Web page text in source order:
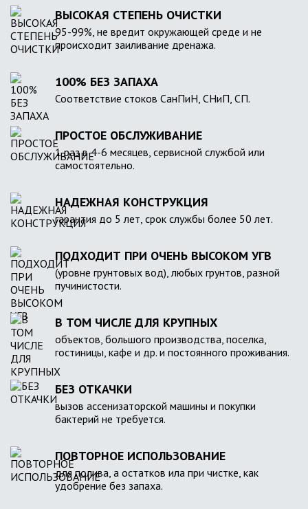
ВЫСОКАЯ СТЕПЕНЬ ОЧИСТКИ
95-99%, не вредит окружающей среде и не
происходит заиливание дренажа.
100% БЕЗ ЗАПАХА
Соответствие стоков СанПиН, СНиП, СП.
ПРОСТОЕ ОБСЛУЖИВАНИЕ
1 раз в 4-6 месяцев, сервисной службой или
самостоятельно.
НАДЕЖНАЯ КОНСТРУКЦИЯ
гарантия до 5 лет, срок службы более 50 лет.
ПОДХОДИТ ПРИ ОЧЕНЬ ВЫСОКОМ УГВ
(уровне грунтовых вод), любых грунтов, разной
пучинистости.
В ТОМ ЧИСЛЕ ДЛЯ КРУПНЫХ
объектов, большого производства, поселка,
гостиницы, кафе и др. и постоянного проживания.
БЕЗ ОТКАЧКИ
вызов ассенизаторской машины и покупки
бактерий не требуется.
ПОВТОРНОЕ ИСПОЛЬЗОВАНИЕ
для полива, а остатков ила при чистке, как
удобрение без запаха.